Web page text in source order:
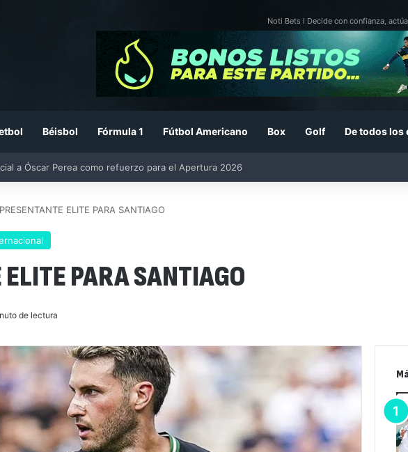
Noti Bets I Decide con confianza,
Béisbol Fórmula 1 Fútbol Americano Box Golf De todos los
Star Game 2026: previa, fecha, horario, convocados y todo lo que debes saber
ELITE PARA SANTIAGO
PARA SANTIAGO
de lectura